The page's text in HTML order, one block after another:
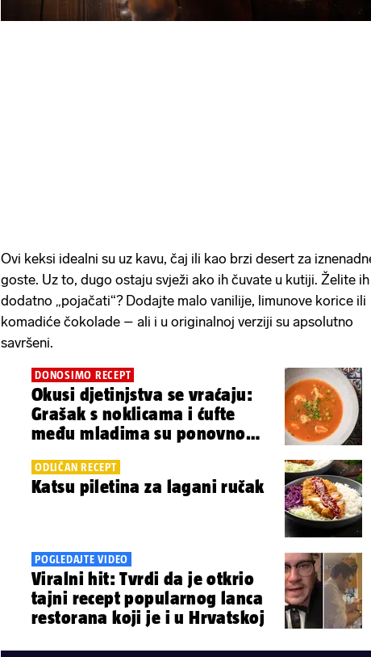
Ovi keksi idealni su uz kavu, čaj ili kao brzi desert za
goste. Uz to, dugo ostaju svježi ako ih čuvate u kutiji. Želite ih
dodatno „pojačati“? Dodajte malo vanilije, limunove korice ili
komadiće čokolade – ali i u originalnoj verziji su apsolutno
savršeni.
DONOSIMO RECEPT
Okusi djetinjstva se vraćaju:
Grašak s noklicama i ćufte
među mladima su ponovno
ODLIČAN RECEPT
Katsu piletina za lagani ručak
POGLEDAJTE VIDEO
Viralni hit: Tvrdi da je otkrio
tajni recept popularnog lanca
restorana koji je i u Hrvatskoj